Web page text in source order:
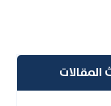
المقالات